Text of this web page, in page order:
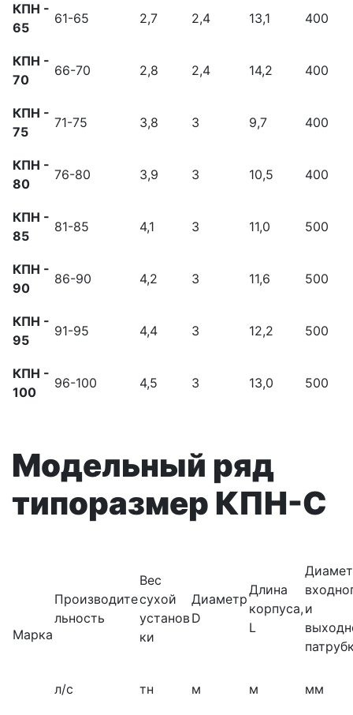
КПН -
65
61-65 2,7 2,4 13,1 400
КПН -
70
66-70 2,8 2,4 14,2 400
КПН -
75
71-75 3,8 3 9,7 400
КПН -
80
76-80 3,9 3 10,5 400
КПН -
85
81-85 4,1 3 11,0 500
КПН -
90
86-90 4,2 3 11,6 500
КПН -
95
91-95 4,4 3 12,2 500
КПН -
100
96-100 4,5 3 13,0 500
Модельный ряд
типоразмер КПН-С
Марка
Производите
льность
Вес
сухой
установ
ки
Диаметр
D
Длина
корпуса,
L
и
л/с тн м м мм